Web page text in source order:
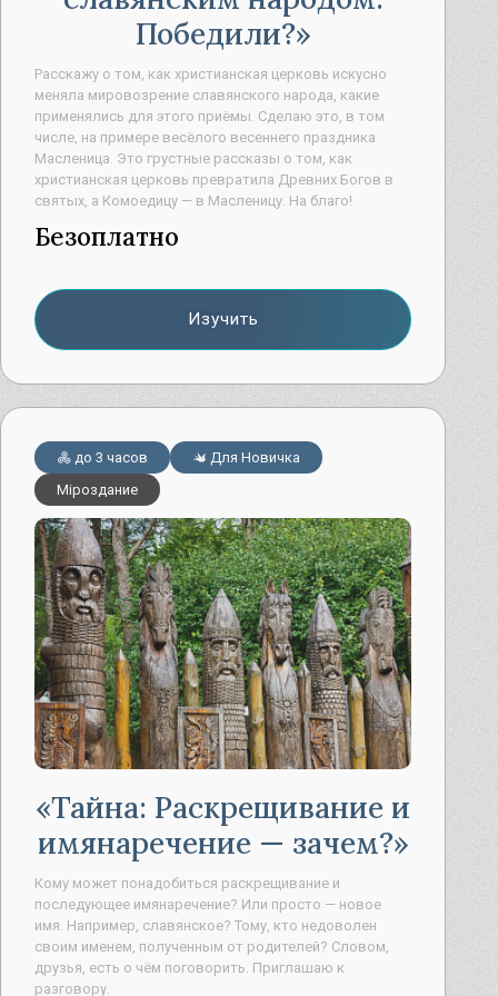
Чародейный дар
Северная магия и гадание. С чего
начать?
С чего начать изучение северной магии и гадания?
Основные темы
Узнать
Узнать
Безоплатные записи встреч
Узнать
Победили?
Расскажу о том, как христианская церковь искусно
меняла мировозрение славянского народа, какие
применялись для этого приёмы. Сделаю это, в том
числе, на примере весёлого весеннего праздника
Масленица. Это грустные рассказы о том, как
христианская церковь превратила Древних Богов в
святых, а Комоедицу — в Масленицу. На благо!
Безоплатно
Изучить
до 3 часов
Для Новичка
Мiроздание
Тайна: Раскрещивание и
имянаречение — зачем?
Кому может понадобиться раскрещивание и
последующее имянаречение? Или просто — новое
имя. Например, славянское? Тому, кто недоволен
своим именем, полученным от родителей? Словом,
друзья, есть о чём поговорить. Приглашаю к
разговору.